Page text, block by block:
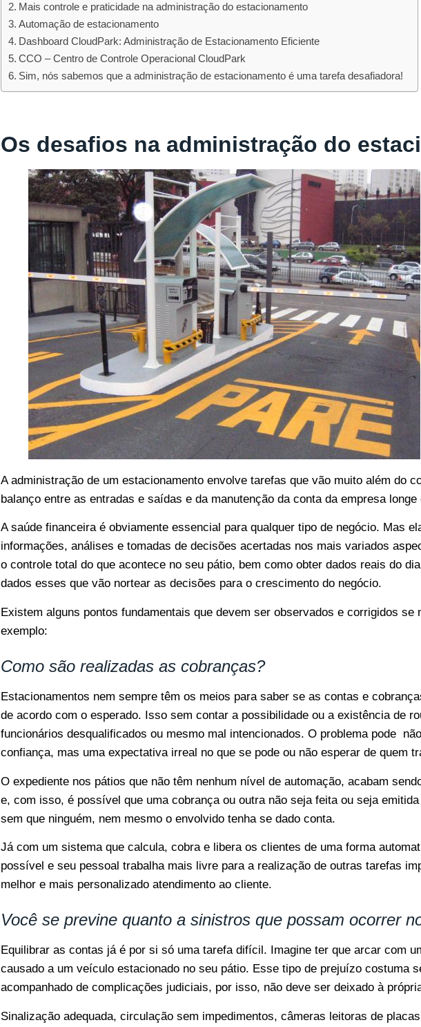
Mais controle e praticidade na administração do estacionamento
Automação de estacionamento
Dashboard CloudPark: Administração de Estacionamento Eficiente
CCO – Centro de Controle Operacional CloudPark
Sim, nós sabemos que a administração de estacionamento é uma tarefa desafiadora!
Os desafios na administração do
A administração de um estacionamento envolve tarefas que vão muito além do
balanço entre as entradas e saídas e da manutenção da conta da empresa longe
A saúde financeira é obviamente essencial para qualquer tipo de negócio. Mas
informações, análises e tomadas de decisões acertadas nos mais variados
o controle total do que acontece no seu pátio, bem como obter dados reais do
dados esses que vão nortear as decisões para o crescimento do negócio.
Existem alguns pontos fundamentais que devem ser observados e corrigidos se
exemplo:
Como são realizadas as cobranças?
Estacionamentos nem sempre têm os meios para saber se as contas e
de acordo com o esperado. Isso sem contar a possibilidade ou a existência de
funcionários desqualificados ou mesmo mal intencionados. O problema pode
confiança, mas uma expectativa irreal no que se pode ou não esperar de quem
O expediente nos pátios que não têm nenhum nível de automação, acabam
e, com isso, é possível que uma cobrança ou outra não seja feita ou seja
sem que ninguém, nem mesmo o envolvido tenha se dado conta.
Já com um sistema que calcula, cobra e libera os clientes de uma forma
possível e seu pessoal trabalha mais livre para a realização de outras tarefas
melhor e mais personalizado atendimento ao cliente.
Você se previne quanto a sinistros que possam ocorrer
Equilibrar as contas já é por si só uma tarefa difícil. Imagine ter que arcar com
causado a um veículo estacionado no seu pátio. Esse tipo de prejuízo costuma
acompanhado de complicações judiciais, por isso, não deve ser deixado à
Sinalização adequada, circulação sem impedimentos, câmeras leitoras de